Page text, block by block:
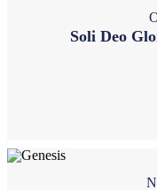
Soli Deo